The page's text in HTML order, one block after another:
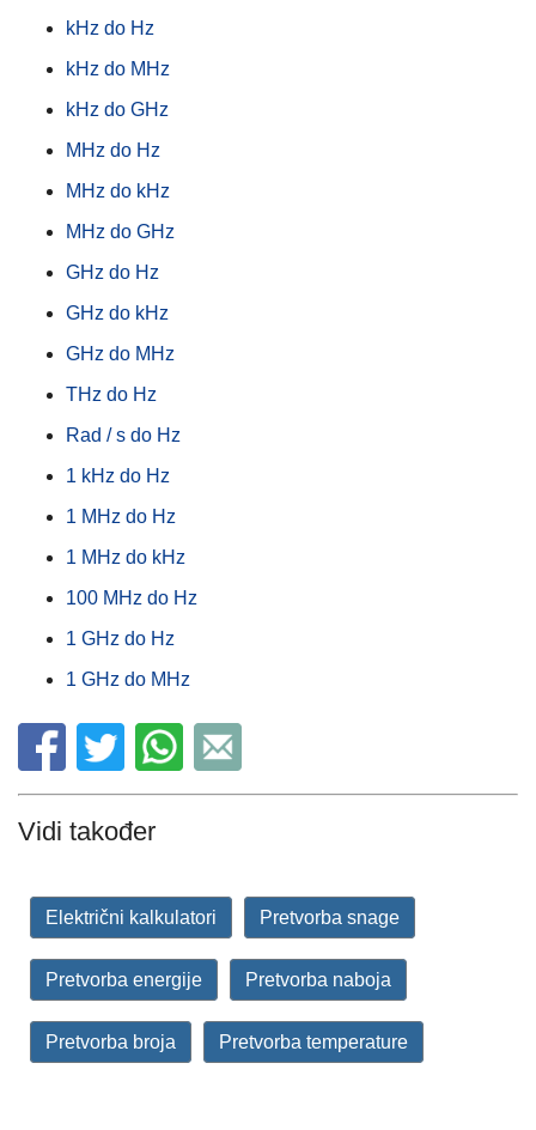
kHz do Hz
kHz do MHz
kHz do GHz
MHz do Hz
MHz do kHz
MHz do GHz
GHz do Hz
GHz do kHz
GHz do MHz
THz do Hz
Rad / s do Hz
1 kHz do Hz
1 MHz do Hz
1 MHz do kHz
100 MHz do Hz
1 GHz do Hz
1 GHz do MHz
Vidi također
Električni kalkulatori Pretvorba snage
Pretvorba energije Pretvorba naboja
Pretvorba broja Pretvorba temperature